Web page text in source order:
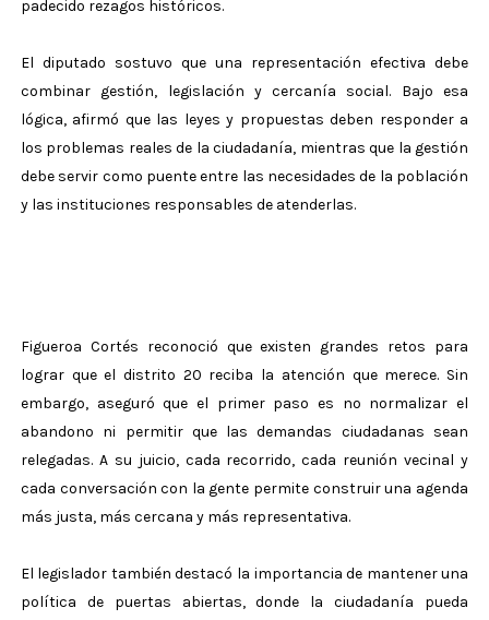
padecido rezagos históricos.
El diputado sostuvo que una representación efectiva debe
combinar gestión, legislación y cercanía social. Bajo esa
lógica, afirmó que las leyes y propuestas deben responder a
los problemas reales de la ciudadanía, mientras que la gestión
debe servir como puente entre las necesidades de la población
y las instituciones responsables de atenderlas.
Figueroa Cortés reconoció que existen grandes retos para
lograr que el distrito 20 reciba la atención que merece. Sin
embargo, aseguró que el primer paso es no normalizar el
abandono ni permitir que las demandas ciudadanas sean
relegadas. A su juicio, cada recorrido, cada reunión vecinal y
cada conversación con la gente permite construir una agenda
más justa, más cercana y más representativa.
El legislador también destacó la importancia de mantener una
política de puertas abiertas, donde la ciudadanía pueda